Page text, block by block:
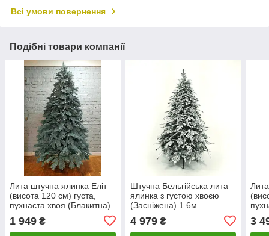
Всі умови повернення
Подібні товари компанії
Лита штучна ялинка Еліт
(висота 120 см) густа,
пухнаста хвоя (Блакитна)
1 949 ₴
Штучна Бельгійська лита
ялинка з густою хвоєю
(Засніжена) 1.6м
4 979₴ 3